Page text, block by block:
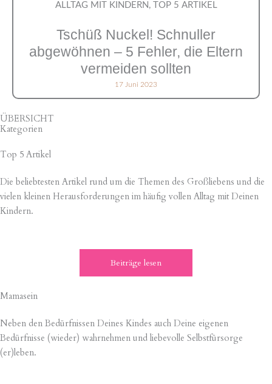
ALLTAG MIT KINDERN , TOP 5 ARTIKEL
Tschüß Nuckel! Schnuller
abgewöhnen – 5 Fehler, die Eltern
vermeiden sollten
17 Juni 2023
ÜBERSICHT
Kategorien
Top 5 Artikel
Die beliebtesten Artikel rund um die Themen des Großliebens und die
vielen kleinen Herausforderungen im häufig vollen Alltag mit Deinen
Kindern.
Beiträge lesen
Mamasein
Neben den Bedürfnissen Deines Kindes auch Deine eigenen
Bedürfnisse (wieder) wahrnehmen und liebevolle Selbstfürsorge
(er)leben.